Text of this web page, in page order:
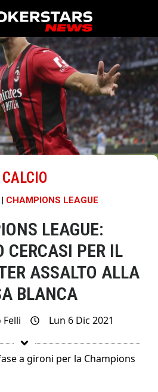
CALCIO
CHAMPIONS LEAGUE
LEAGUE:
CERCASI PER IL
ASSALTO ALLA
BLANCA
Lun 6 Dic 2021
a gironi per la Champions